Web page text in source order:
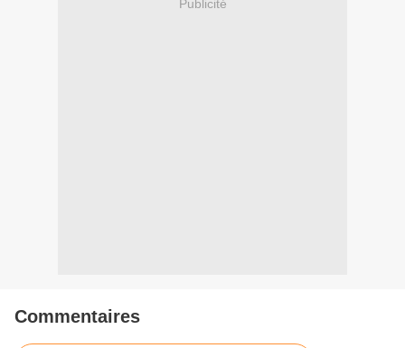
Publicité
Commentaires